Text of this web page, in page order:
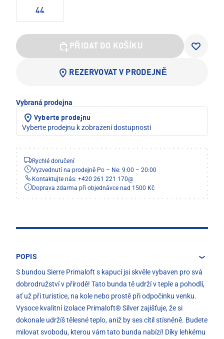
44
PŘIDAT DO KOŠÍKU
REZERVOVAT V PRODEJNĚ
Vybraná prodejna
Vyberte prodejnu
Vyberte prodejnu k zobrazení dostupnosti
Rychlé doručení
Vyzvednutí na prodejně Po – Ne: 9:00 – 20:00
Kontaktujte nás: +420 261 221 170@
Doprava zdarma při objednávce nad 1500 Kč
POPIS
S bundou Sierre Primaloft s kapucí jsi skvěle vybaven pro svá
dobrodružství v přírodě! Tato bunda tě udrží v teple a pohodlí,
ať už při turistice, na kole nebo prostě při odpočinku venku.
Vysoce kvalitní izolace Primaloft® Silver zajišťuje, že si
dokonale udržíš tělesné teplo, aniž by ses cítil stísněně. Budete
milovat svobodu, kterou vám tato bunda nabízí! Díky lehkému